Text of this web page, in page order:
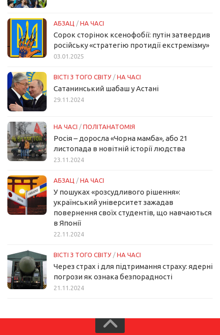
АБЗАЦ / НА ЧАСІ
Сорок сторінок ксенофобії: путін затвердив
російську «стратегію протидії екстремізму»
03.01.2025
ВІСТІ З ТОГО СВІТУ / НА ЧАСІ
Сатанинський шабаш у Астані
29.11.2024
НА ЧАСІ / ПОЛІТАНАТОМІЯ
Росія – доросла «Чорна мамба», або 21
листопада в новітній історії людства
23.11.2024
АБЗАЦ / НА ЧАСІ
У пошуках «розсудливого рішення»:
український університет зажадав
повернення своїх студентів, що навчаються
в Японії
22.11.2024
ВІСТІ З ТОГО СВІТУ / НА ЧАСІ
Через страх і для підтримання страху: ядерні
погрози як ознака безпорадності
21.11.2024